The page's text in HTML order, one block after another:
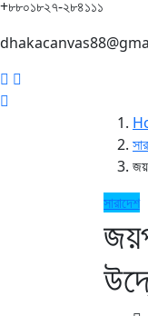
+৮৮০১৮২৭-২৮৪১১১
সারাদেশ